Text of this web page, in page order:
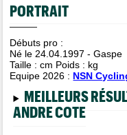
PORTRAIT
Débuts pro :
Né le 24.04.1997 - Gaspe
Taille :cm Poids : kg
Equipe 2026 : NSN
MEILLEURS
ANDRE COTE